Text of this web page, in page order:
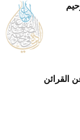
القرائن